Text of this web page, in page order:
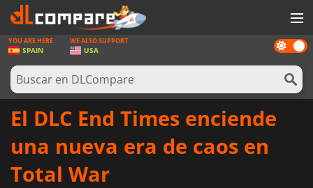
JUEGOS
TARJETAS PREPAGO
SOFTWARE
Dark
mode
YOU ARE HERE
SPAIN
WE ALSO SUPPORT
USA
El DLC End Times enciende
una nueva era de caos en
Total War